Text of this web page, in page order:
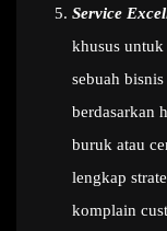
Service
khusus
sebuah
berdasarkan
buruk atau
lengkap
komplain